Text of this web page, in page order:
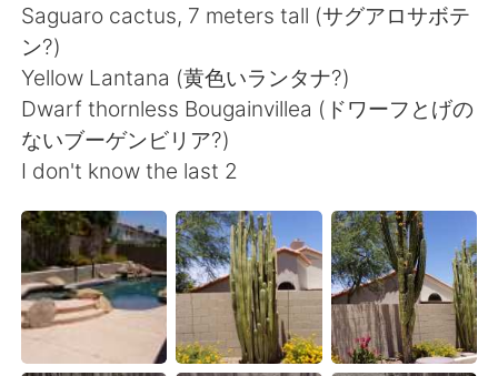
English 简体中文
繁體中文 Español
العربية Français
한국어 Русский
Indonesia Italiano
Türkçe Tiếng Việt
Saguaro cactus, 7 meters tall (サグアロサボテ
ン?)
Yellow Lantana (黄色いランタナ?)
Dwarf thornless Bougainvillea (ドワーフとげの
ないブーゲンビリア?)
I don't know the last 2